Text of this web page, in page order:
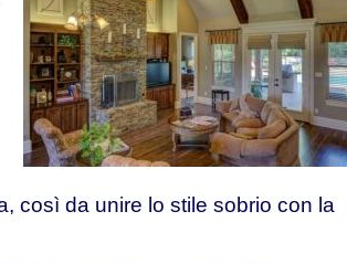
così da unire lo stile sobrio con la